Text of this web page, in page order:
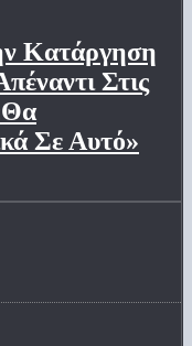
Κατάργηση
Στις
Σε Αυτό»